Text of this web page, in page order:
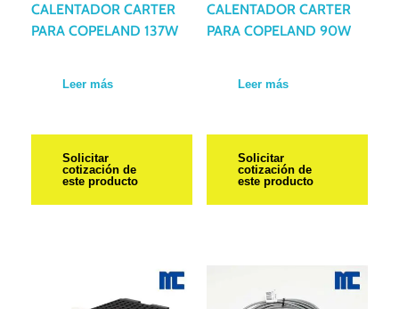
CALENTADOR CARTER
PARA COPELAND 137W
Leer más
Solicitar
cotización de
este producto
CALENTADOR CARTER
PARA COPELAND 90W
Leer más
Solicitar
cotización de
este producto